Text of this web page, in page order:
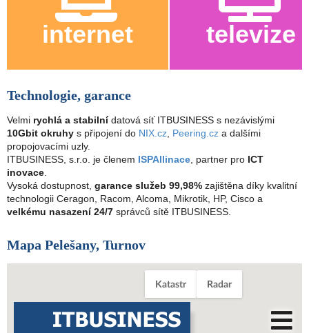
internet televize
Technologie, garance
Velmi rychlá a stabilnídatová síť ITBUSINESS s nezávislými
10Gbit okruhy s připojení do NIX.cz, Peering.cz a dalšími
propojovacími uzly.
ITBUSINESS, s.r.o. je členem ISPAllinace, partner pro ICT
inovace.
Vysoká dostupnost, garance služeb 99,98% zajištěna díky kvalitní
technologii Ceragon, Racom, Alcoma, Mikrotik, HP, Cisco a
velkému nasazení 24/7 správců sítě ITBUSINESS.
Mapa Pelešany, Turnov